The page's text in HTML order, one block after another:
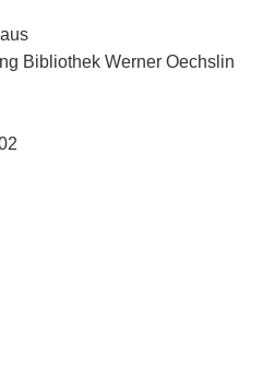
Bibliothek Werner Oechslin